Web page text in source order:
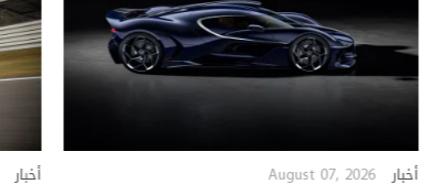
أخبار August 07, 2026 أخبار